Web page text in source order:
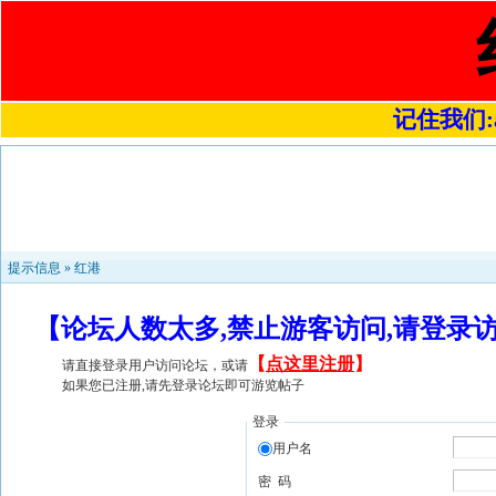
记住我们
提示信息 » 红港
【论坛人数太多,禁止游客访问,请登
请直接登录用户访问论坛，或请 【 点这里注册】
如果您已注册,请先登录论坛即可游览帖子
登录
用户名
密 码